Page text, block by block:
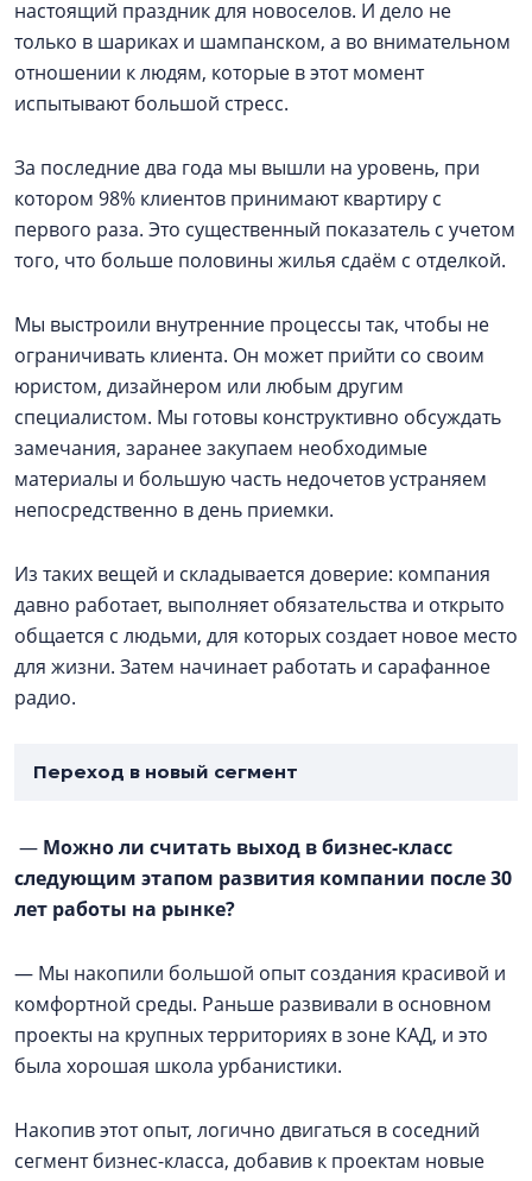
настоящий праздник для новоселов. И дело не
только в шариках и шампанском, а во внимательном
отношении к людям, которые в этот момент
испытывают большой стресс.
За последние два года мы вышли на уровень, при
котором 98% клиентов принимают квартиру с
первого раза. Это существенный показатель с учетом
того, что больше половины жилья сдаём с отделкой.
Мы выстроили внутренние процессы так, чтобы не
ограничивать клиента. Он может прийти со своим
юристом, дизайнером или любым другим
специалистом. Мы готовы конструктивно обсуждать
замечания, заранее закупаем необходимые
материалы и большую часть недочетов устраняем
непосредственно в день приемки.
Из таких вещей и складывается доверие: компания
давно работает, выполняет обязательства и открыто
общается с людьми, для которых создает новое место
для жизни. Затем начинает работать и сарафанное
радио.
Переход в новый сегмент
— Можно ли считать выход в бизнес-класс
следующим этапом развития компании после 30
лет работы на рынке?
— Мы накопили большой опыт создания красивой и
комфортной среды. Раньше развивали в основном
проекты на крупных территориях в зоне КАД, и это
была хорошая школа урбанистики.
Накопив этот опыт, логично двигаться в соседний
сегмент бизнес-класса, добавив к проектам новые